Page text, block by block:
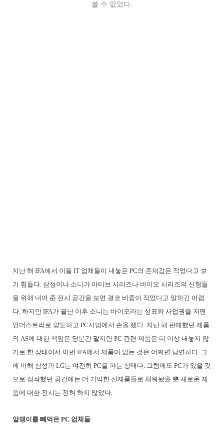
볼 수 없었다.
지난 해 IFA에서 이들 IT 업체들이 내놓은 PC의 존재감은 적었다고 보
기 힘들다. 삼성이나 소니가 아티브 시리즈나 바이오 시리즈의 신형들
을 위해 내어 준 전시 공간을 보면 결코 비중이 적었다고 말하긴 어렵
다. 하지만 IFA가 끝난 이후 소니는 바이오라는 상표와 사업권을 저팬
인더스트리로 양도하고 PC사업에서 손을 뗐다. 지난 해 판매했던 제품
의 AS에 대한 책임은 당분간 맡지만 PC 관련 제품은 더 이상 내놓지 않
기로 한 상태여서 이번 IFA에서 제품이 없는 것은 어쩌면 당연하다. 그
에 비해 삼성과 LG는 여전히 PC를 파는 상태다. 그럼에도 PC가 있을 것
으로 짐작했던 공간에는 더 기막힌 신제품들로 채워놨을 뿐 새로운 제
품에 대한 전시는 전혀 하지 않았다.
알맹이를 빼먹은 PC 업체들